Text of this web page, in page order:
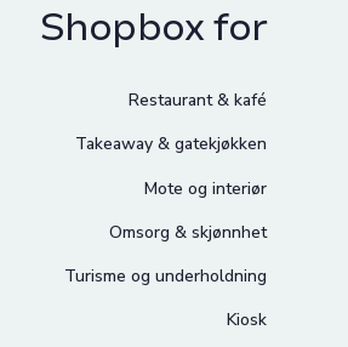
Shopbox for
Restaurant & kafé
Takeaway & gatekjøkken
Mote og interiør
Omsorg & skjønnhet
Turisme og underholdning
Kiosk